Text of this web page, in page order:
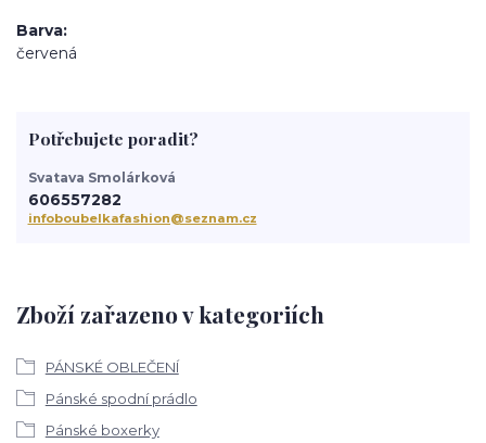
Barva
červená
Zboží zařazeno v kategoriích
PÁNSKÉ OBLEČENÍ
Pánské spodní prádlo
Pánské boxerky
Potřebujete poradit?
Svatava Smolárková
606557282
infoboubelkafashion@seznam.cz